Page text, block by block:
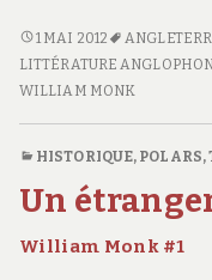
<SPAN
CLASS="ENTRY-
TITLE-
<SPAN
SUBTITLE">WILLIAM
1 MAI 2012
LITTÉRATURE
WILLIAM MONK
HISTORIQUE, POLARS,
Un
William Monk #1